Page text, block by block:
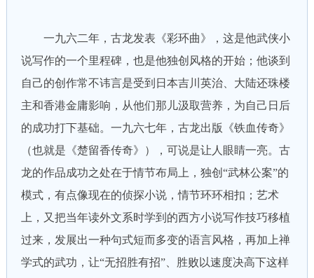
一九六二年，古龙发表《彩环曲》，这是他武侠小
说写作的一个里程碑，也是他独创风格的开始；他谈到
自己的创作常不讳言是受到日本吉川英治、大陆还珠楼
主和香港金庸影响，从他们那儿汲取营养，为自己日后
的成功打下基础。一九六七年，古龙出版《铁血传奇》
（也就是《楚留香传奇》），可说是让人眼睛一亮。古
龙的作品成功之处在于情节布局上，独创“武林公案”的
模式，有点像现在的侦探小说，情节环环相扣；艺术
上，又把当年读外文系时学到的西方小说写作技巧移植
过来，发展出一种句式短而多变的语言风格，再加上禅
学式的武功，让“无招胜有招”、胜败以速度决高下这样